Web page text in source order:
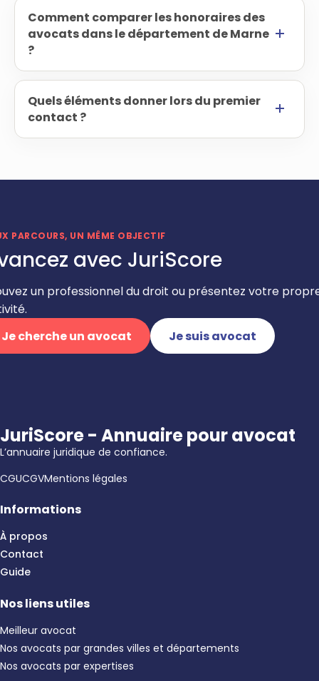
Comment comparer les honoraires des
avocats dans le département de Marne
?
Quels éléments donner lors du premier
contact ?
PARCOURS, UN MÊME OBJECTIF
avec JuriScore
un professionnel du droit ou présentez votre
Je cherche un avocat
Je suis avocat
JuriScore - Annuaire pour avocat
L’annuaire juridique de confiance.
CGUCGVMentions légales
Informations
À propos
Contact
Guide
Nos liens utiles
Meilleur avocat
Nos avocats par grandes villes et départements
Nos avocats par expertises